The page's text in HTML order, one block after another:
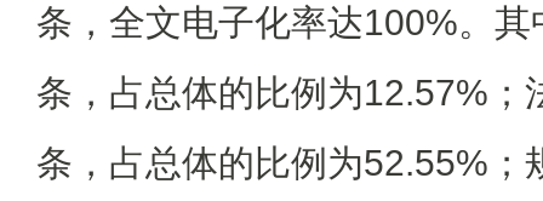
条，全文电子化率达100%。
条，占总体的比例为12.57%；
条，占总体的比例为52.55%；